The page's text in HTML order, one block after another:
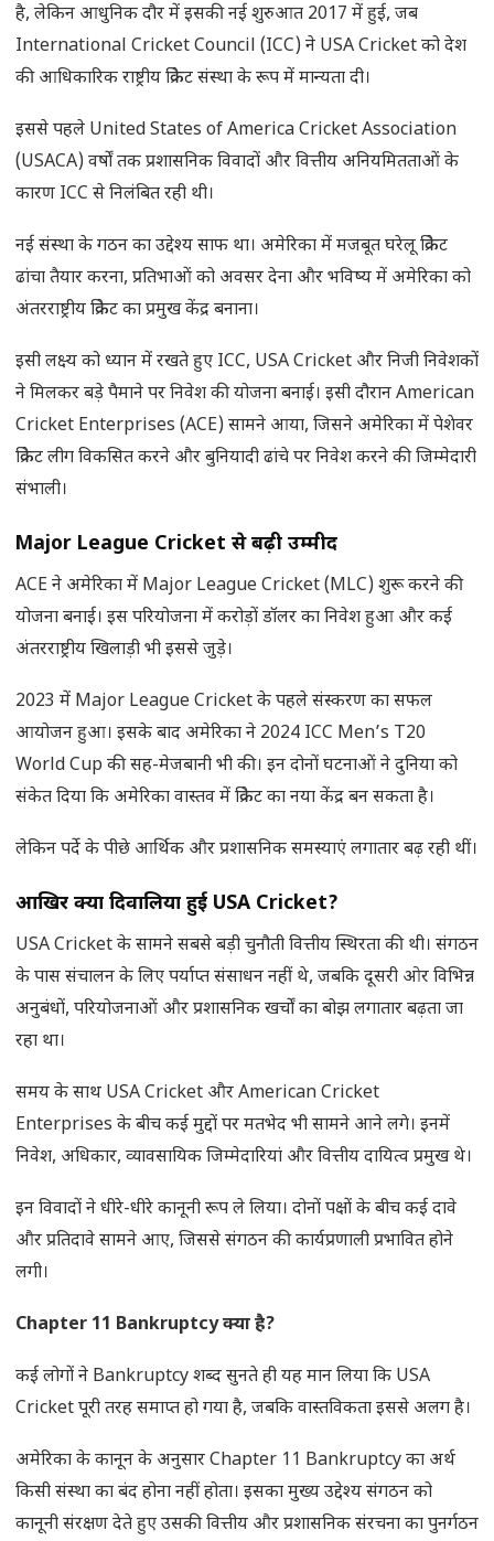
है, लेकिन आधुनिक दौर में इसकी नई शुरुआत 2017 में हुई, जब
International Cricket Council (ICC) ने USA Cricket को देश
की आधिकारिक राष्ट्रीय क्रिकेट संस्था के रूप में मान्यता दी।
इससे पहले United States of America Cricket Association
(USACA) वर्षों तक प्रशासनिक विवादों और वित्तीय अनियमितताओं के
कारण ICC से निलंबित रही थी।
नई संस्था के गठन का उद्देश्य साफ था। अमेरिका में मजबूत घरेलू क्रिकेट
ढांचा तैयार करना, प्रतिभाओं को अवसर देना और भविष्य में अमेरिका को
अंतरराष्ट्रीय क्रिकेट का प्रमुख केंद्र बनाना।
इसी लक्ष्य को ध्यान में रखते हुए ICC, USA Cricket और निजी निवेशकों
ने मिलकर बड़े पैमाने पर निवेश की योजना बनाई। इसी दौरान American
Cricket Enterprises (ACE) सामने आया, जिसने अमेरिका में पेशेवर
क्रिकेट लीग विकसित करने और बुनियादी ढांचे पर निवेश करने की जिम्मेदारी
संभाली।
Major League Cricket से बढ़ी उम्मीदें
ACE ने अमेरिका में Major League Cricket (MLC) शुरू करने की
योजना बनाई। इस परियोजना में करोड़ों डॉलर का निवेश हुआ और कई
अंतरराष्ट्रीय खिलाड़ी भी इससे जुड़े।
2023 में Major League Cricket के पहले संस्करण का सफल
आयोजन हुआ। इसके बाद अमेरिका ने 2024 ICC Men’s T20
World Cup की सह-मेजबानी भी की। इन दोनों घटनाओं ने दुनिया को
संकेत दिया कि अमेरिका वास्तव में क्रिकेट का नया केंद्र बन सकता है।
लेकिन पर्दे के पीछे आर्थिक और प्रशासनिक समस्याएं लगातार बढ़ रही थीं।
आखिर क्यों दिवालिया हुई USA Cricket?
USA Cricket के सामने सबसे बड़ी चुनौती वित्तीय स्थिरता की थी। संगठन
के पास संचालन के लिए पर्याप्त संसाधन नहीं थे, जबकि दूसरी ओर विभिन्न
अनुबंधों, परियोजनाओं और प्रशासनिक खर्चों का बोझ लगातार बढ़ता जा
रहा था।
समय के साथ USA Cricket और American Cricket
Enterprises के बीच कई मुद्दों पर मतभेद भी सामने आने लगे। इनमें
निवेश, अधिकार, व्यावसायिक जिम्मेदारियां और वित्तीय दायित्व प्रमुख थे।
इन विवादों ने धीरे-धीरे कानूनी रूप ले लिया। दोनों पक्षों के बीच कई दावे
और प्रतिदावे सामने आए, जिससे संगठन की कार्यप्रणाली प्रभावित होने
लगी।
Chapter 11 Bankruptcyक्या है?
कई लोगों ने Bankruptcy शब्द सुनते ही यह मान लिया कि USA
Cricket पूरी तरह समाप्त हो गया है, जबकि वास्तविकता इससे अलग है।
अमेरिका के कानून के अनुसार Chapter 11 Bankruptcy का अर्थ
किसी संस्था का बंद होना नहीं होता। इसका मुख्य उद्देश्य संगठन को
कानूनी संरक्षण देते हुए उसकी वित्तीय और प्रशासनिक संरचना का पुनर्गठन